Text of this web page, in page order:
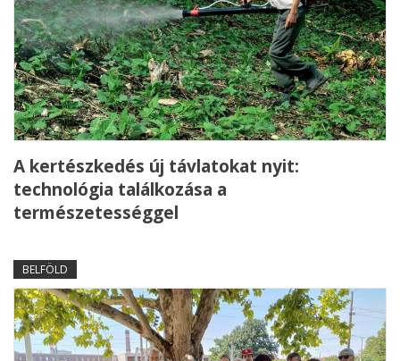
A kertészkedés új távlatokat nyit:
technológia találkozása a
természetességgel
BELFÖLD